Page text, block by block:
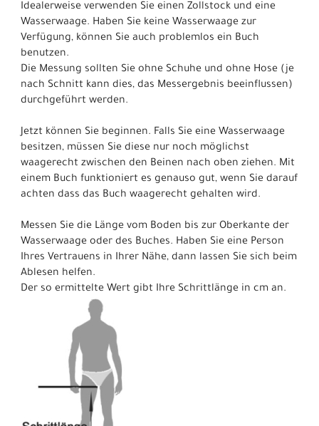
Idealerweise verwenden Sie einen Zollstock und eine
Wasserwaage. Haben Sie keine Wasserwaage zur
Verfügung, können Sie auch problemlos ein Buch
benutzen.
Die Messung sollten Sie ohne Schuhe und ohne Hose (je
nach Schnitt kann dies, das Messergebnis beeinflussen)
durchgeführt werden.
Jetzt können Sie beginnen. Falls Sie eine Wasserwaage
besitzen, müssen Sie diese nur noch möglichst
waagerecht zwischen den Beinen nach oben ziehen. Mit
einem Buch funktioniert es genauso gut, wenn Sie darauf
achten dass das Buch waagerecht gehalten wird.
Messen Sie die Länge vom Boden bis zur Oberkante der
Wasserwaage oder des Buches. Haben Sie eine Person
Ihres Vertrauens in Ihrer Nähe, dann lassen Sie sich beim
Ablesen helfen.
Der so ermittelte Wert gibt Ihre Schrittlänge in cm an.